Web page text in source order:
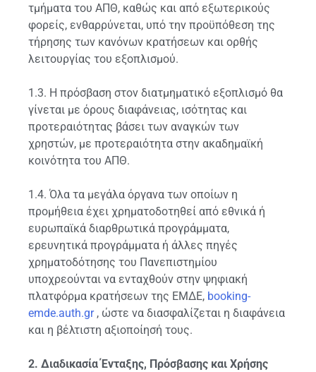
τμήματα του ΑΠΘ, καθώς και από εξωτερικούς
φορείς, ενθαρρύνεται, υπό την προϋπόθεση της
τήρησης των κανόνων κρατήσεων και ορθής
λειτουργίας του εξοπλισμού.
1.3. Η πρόσβαση στον διατμηματικό εξοπλισμό θα
γίνεται με όρους διαφάνειας, ισότητας και
προτεραιότητας βάσει των αναγκών των
χρηστών, με προτεραιότητα στην ακαδημαϊκή
κοινότητα του ΑΠΘ.
1.4. Όλα τα μεγάλα όργανα των οποίων η
προμήθεια έχει χρηματοδοτηθεί από εθνικά ή
ευρωπαϊκά διαρθρωτικά προγράμματα,
ερευνητικά προγράμματα ή άλλες πηγές
χρηματοδότησης του Πανεπιστημίου
υποχρεούνται να ενταχθούν στην ψηφιακή
πλατφόρμα κρατήσεων της ΕΜΔΕ, booking-
emde.auth.gr, ώστε να διασφαλίζεται η διαφάνεια
και η βέλτιστη αξιοποίησή τους.
2. Διαδικασία Ένταξης, Πρόσβασης και Χρήσης